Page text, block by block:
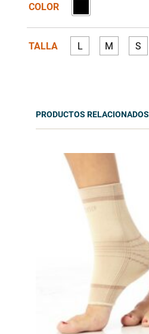
COLOR
TALLA L M S
PRODUCTOS RELACIONADOS